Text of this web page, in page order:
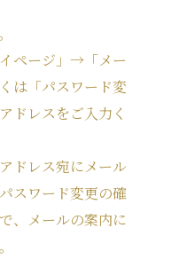
ページ」→「メー
は「パスワード変
ドレスをご入力く
ドレス宛にメール
スワード変更の確
、メールの案内に